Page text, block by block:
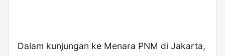
Dalam kunjungan ke Menara PNM di Jakarta,